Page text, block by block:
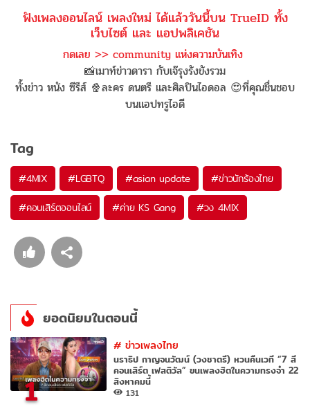
ฟังเพลงออนไลน์ เพลงใหม่ ได้แล้ววันนี้บน TrueID ทั้ง
เว็บไซต์ และ แอปพลิเคชัน
กดเลย >> community แห่งความบันเทิง
📸เมาท์ข่าวดารา กับเจ๊รุงรังขังรวม
ทั้งข่าว หนัง ซีรีส์ 🍿ละคร ดนตรี และศิลปินไอดอล 😍ที่คุณชื่นชอบ
บนแอปทรูไอดี
Tag
#4MIX #LGBTQ #asian update #ข่าวนักร้องไทย
#คอนเสิร์ตออนไลน์ #ค่าย KS Gang #วง 4MIX
ยอดนิยมในตอนนี้
1
#ข่าวเพลงไทย
นราธิป กาญจนวัฒน์ (วงชาตรี) หวนคืนเวที “7 สี
คอนเสิร์ต เฟสติวัล” ขนเพลงฮิตในความทรงจำ 22
สิงหาคมนี้
131